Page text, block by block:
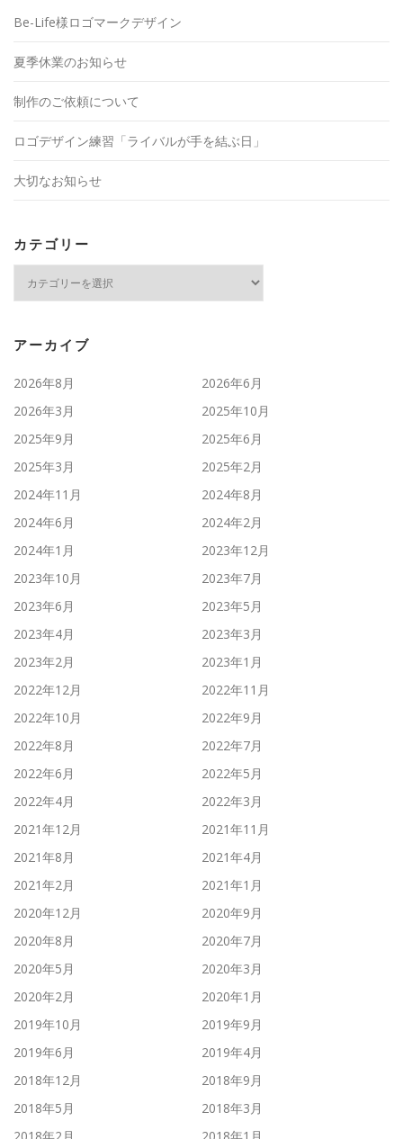
Be-Life様ロゴマークデザイン
夏季休業のお知らせ
制作のご依頼について
ロゴデザイン練習「ライバルが手を結ぶ日」
大切なお知らせ
カテゴリー
ー
アーカイブ
2026年8月
2026年6月
2026年3月
2025年10月
2025年9月
2025年6月
2025年3月
2025年2月
2024年11月
2024年8月
2024年6月
2024年2月
2024年1月
2023年12月
2023年10月
2023年7月
2023年6月
2023年5月
2023年4月
2023年3月
2023年2月
2023年1月
2022年12月
2022年11月
2022年10月
2022年9月
2022年8月
2022年7月
2022年6月
2022年5月
2022年4月
2022年3月
2021年12月
2021年11月
2021年8月
2021年4月
2021年2月
2021年1月
2020年12月
2020年9月
2020年8月
2020年7月
2020年5月
2020年3月
2020年2月
2020年1月
2019年10月
2019年9月
2019年6月
2019年4月
2018年12月
2018年9月
2018年5月
2018年3月